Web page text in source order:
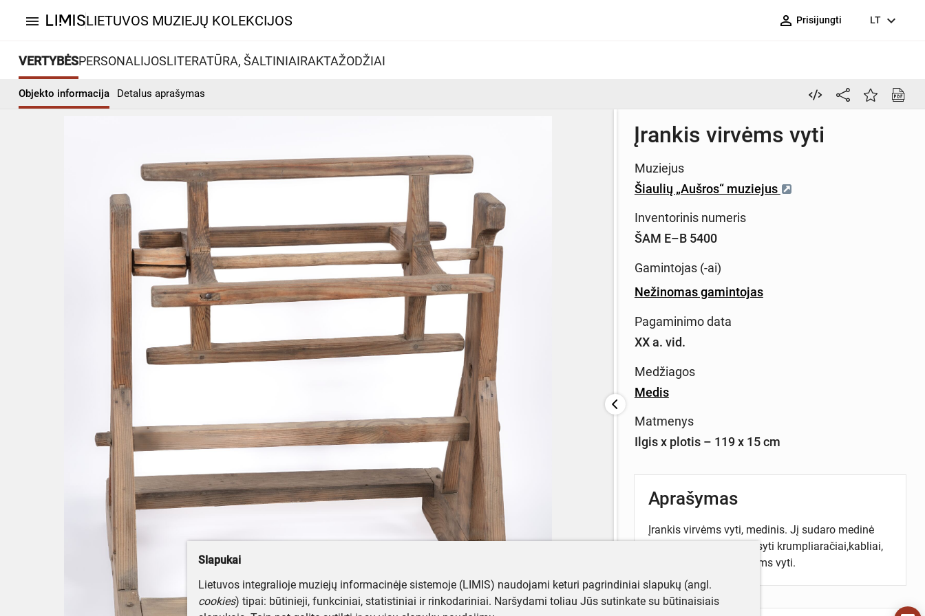
menu LIETUVOS MUZIEJŲ KOLEKCIJOS person_outline Prisijungti LT expand_more
VERTYBĖSPERSONALIJOSLITERATŪRA, ŠALTINIAIRAKTAŽODŽIAI
Objekto informacija Detalus aprašymas
Įrankis virvėms vyti
Muziejus
Šiaulių „Aušros“ muziejus
Inventorinis numeris
ŠAM E–B 5400
Gamintojas (-ai)
Nežinomas gamintojas
Pagaminimo data
XX a. vid.
Medžiagos
Medis
Matmenys
Ilgis x plotis – 119 x 15 cm
Aprašymas
Įrankis virvėms vyti, medinis. Jį sudaro medinė
lenta, kurios centre įtaisyti krumpliaračiai,kabliai,
metalinė rankena virvėms vyti.
Slapukai
Lietuvos integralioje muziejų informacinėje sistemoje (LIMIS) naudojami keturi pagrindiniai slapukų (angl.
cookies) tipai: būtinieji, funkciniai, statistiniai ir rinkodariniai. Naršydami toliau Jūs sutinkate su būtinaisiais